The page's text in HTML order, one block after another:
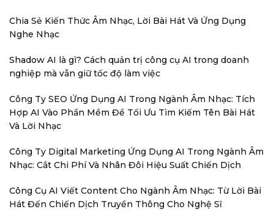
Chia Sẻ Kiến Thức Âm Nhạc, Lời Bài Hát Và Ứng Dụng
Nghe Nhạc
Shadow AI là gì? Cách quản trị công cụ AI trong doanh
nghiệp mà vẫn giữ tốc độ làm việc
Công Ty SEO Ứng Dụng AI Trong Ngành Âm Nhạc: Tích
Hợp AI Vào Phần Mềm Để Tối Ưu Tìm Kiếm Tên Bài Hát
Và Lời Nhạc
Công Ty Digital Marketing Ứng Dụng AI Trong Ngành Âm
Nhạc: Cắt Chi Phí Và Nhân Đôi Hiệu Suất Chiến Dịch
Công Cụ AI Viết Content Cho Ngành Âm Nhạc: Từ Lời Bài
Hát Đến Chiến Dịch Truyền Thông Cho Nghệ Sĩ